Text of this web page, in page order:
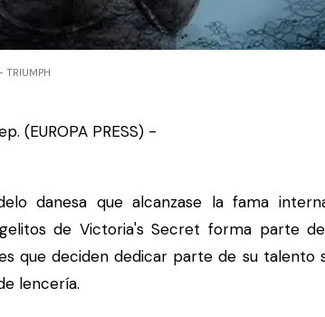
TRIUMPH
(EUROPA PRESS) -
danesa que alcanzase la fama
de Victoria's Secret forma parte
que deciden dedicar parte de su talento
lencería.